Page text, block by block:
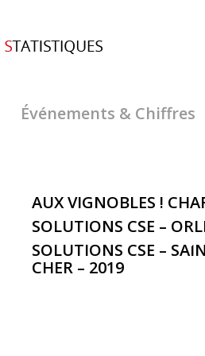
Événements & Chiffres
AUX VIGNOBLES !
SOLUTIONS CSE –
SOLUTIONS CSE –
CHER – 2019